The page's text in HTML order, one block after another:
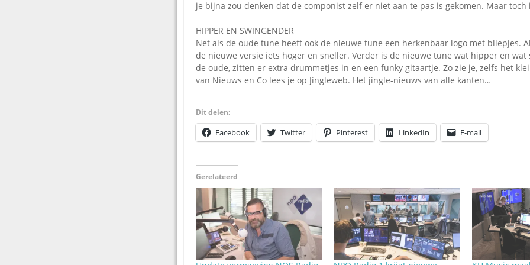
je bijna zou denken dat de componist zelf er niet aan te pas is gekomen. Maar toch
HIPPER EN SWINGENDER
Net als de oude tune heeft ook de nieuwe tune een herkenbaar logo met bliepjes.
de nieuwe versie iets hoger en sneller. Verder is de nieuwe tune wat hipper en
de oude, zitten er extra drummetjes in en een funky gitaartje. Zo zie je, zelfs het
van Nieuws en Co lees je op Jingleweb. Het jingle-nieuws van alle kanten…
Dit delen:
Facebook Twitter Pinterest LinkedIn E-mail
Gerelateerd